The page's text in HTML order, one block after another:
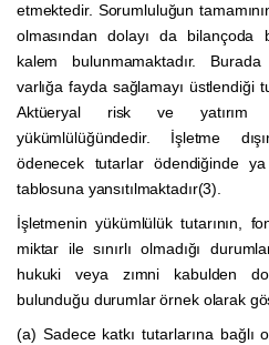
etmektedir. Sorumluluğun
olmasından dolayı da
kalem bulunmamaktadır.
varlığa fayda sağlamayı üstlendiği
Aktüeryal risk ve yatırım
yükümlülüğündedir. İşletme
ödenecek tutarlar ödendiğinde ya
tablosuna yansıtılmaktadır(3).
İşletmenin yükümlülük tutarının,
miktar ile sınırlı olmadığı
hukuki veya zımni kabulden
bulunduğu durumlar örnek olarak
(a) Sadece katkı tutarlarına bağlı